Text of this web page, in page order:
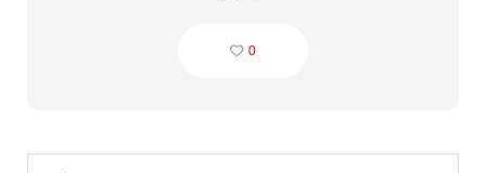
0